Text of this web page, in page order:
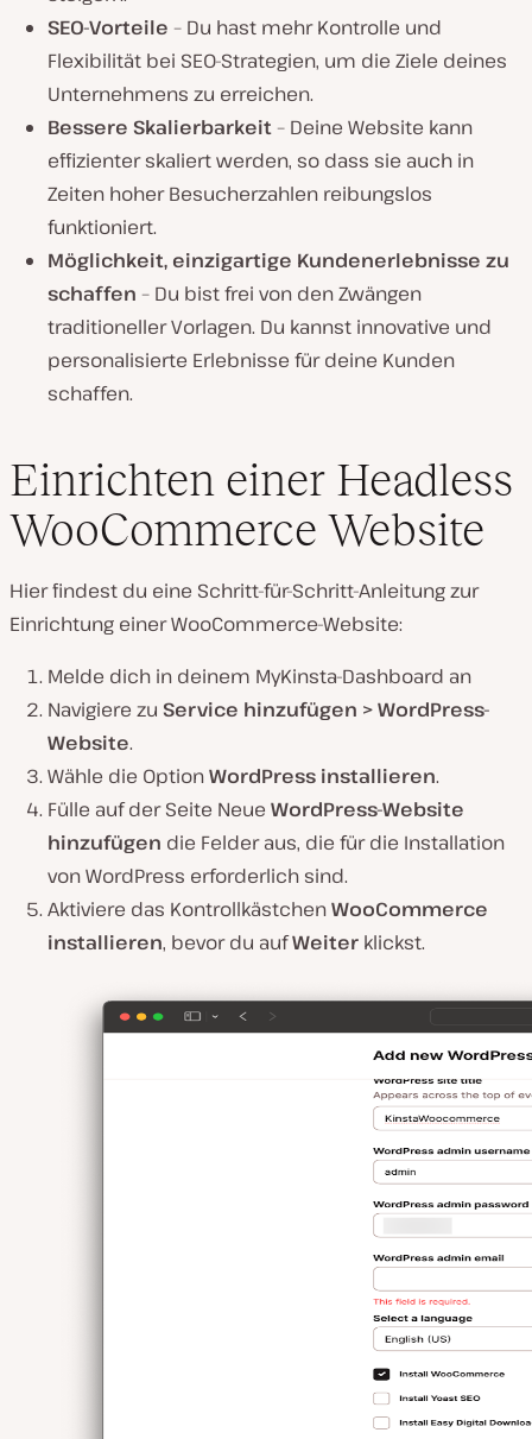
SEO-Vorteile – Du hast mehr Kontrolle und
Flexibilität bei SEO-Strategien, um die Ziele deines
Unternehmens zu erreichen.
Bessere Skalierbarkeit– Deine Website kann
effizienter skaliert werden, so dass sie auch in
Zeiten hoher Besucherzahlen reibungslos
funktioniert.
Möglichkeit, einzigartige Kundenerlebnisse zu
schaffen – Du bist frei von den Zwängen
traditioneller Vorlagen. Du kannst innovative und
personalisierte Erlebnisse für deine Kunden
schaffen.
Einrichten einer Headless
WooCommerce Website
Hier findest du eine Schritt-für-Schritt-Anleitung zur
Einrichtung einer WooCommerce-Website:
Melde dich in deinem MyKinsta-Dashboard an
Navigiere zu Service hinzufügen > WordPress-
Website.
Wähle die OptionWordPress installieren.
Fülle auf der Seite Neue WordPress-Website
hinzufügen die Felder aus, die für die Installation
von WordPress erforderlich sind.
Aktiviere das KontrollkästchenWooCommerce
installieren, bevor du aufWeiter klickst.